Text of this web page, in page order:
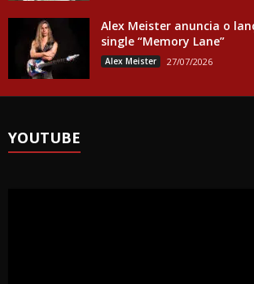
Alex Meister anuncia o
single “Memory Lane”
Alex Meister 27/07/2026
YOUTUBE